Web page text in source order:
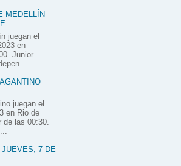
MEDELLÍN
juegan el
en
Junior
juegan el
en Rio de
de las 00:30.
7 DE